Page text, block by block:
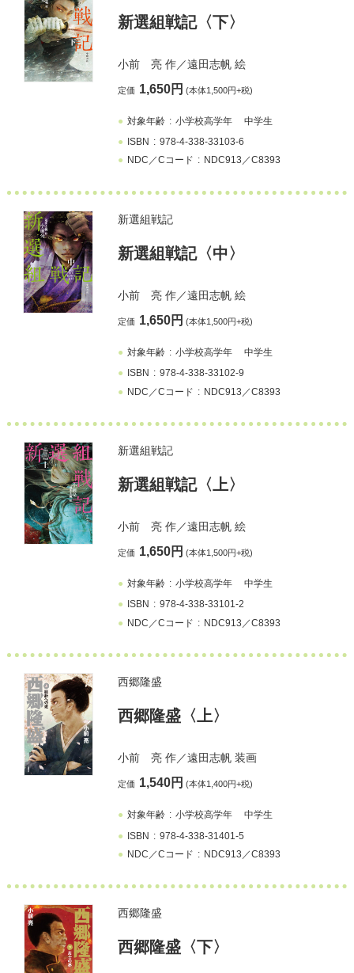
新選組戦記〈下〉
小前 亮作／遠田志帆絵
定価 1,650円 (本体1,500円+税)
対象年齢 小学校高学年
中学生
ISBN
978-4-338-33103-6
NDC／Cコード
NDC913／C8393
新選組戦記
新選組戦記〈中〉
小前 亮作／遠田志帆絵
定価 1,650円 (本体1,500円+税)
対象年齢 小学校高学年
中学生
ISBN
978-4-338-33102-9
NDC／Cコード
NDC913／C8393
新選組戦記
新選組戦記〈上〉
小前 亮作／遠田志帆絵
定価 1,650円 (本体1,500円+税)
対象年齢 小学校高学年
中学生
ISBN
978-4-338-33101-2
NDC／Cコード
NDC913／C8393
西郷隆盛
西郷隆盛〈上〉
小前 亮作／遠田志帆装画
定価 1,540円 (本体1,400円+税)
対象年齢 小学校高学年
中学生
ISBN
978-4-338-31401-5
NDC／Cコード
NDC913／C8393
西郷隆盛
西郷隆盛〈下〉